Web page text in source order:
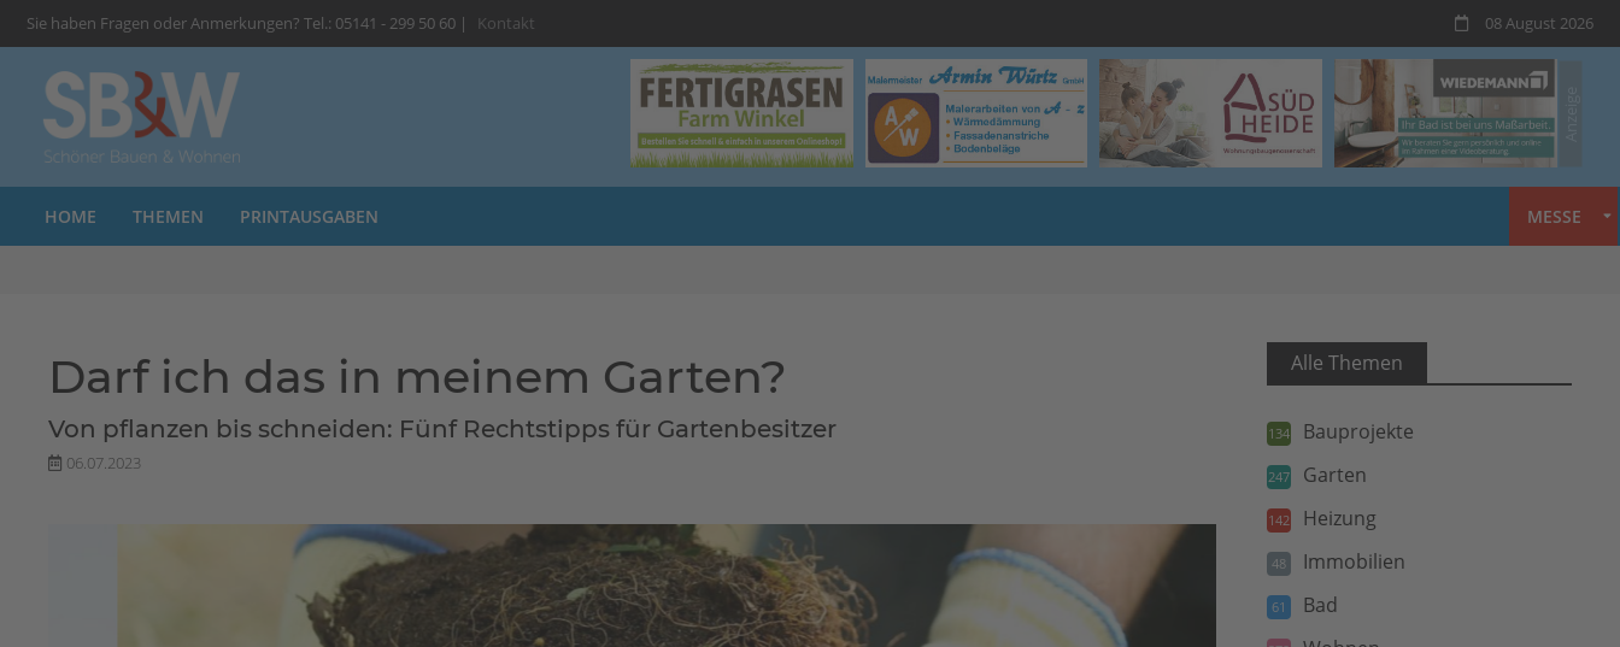
Sie haben Fragen oder Anmerkungen? Tel.: 05141 - 299 50 60 | Kontakt 08 August 2026
HOME THEMEN PRINTAUSGABEN MESSE
Darf ich das in meinem Garten?
Von pflanzen bis schneiden: Fünf Rechtstipps für Gartenbesitzer
06.07.2023
Alle Themen
134 Bauprojekte
247 Garten
142 Heizung
48 Immobilien
61 Bad